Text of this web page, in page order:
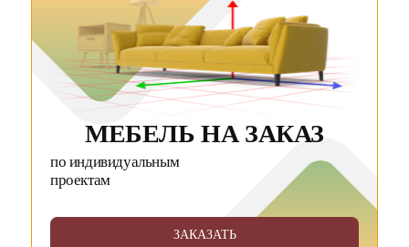
МЕБЕЛЬ НА ЗАКАЗ
по индивидуальным
проектам
ЗАКАЗАТЬ